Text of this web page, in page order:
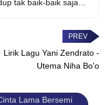
tak baik-baik saja
Lirik Lagu Yani Zendrato -
Utema Niha Bo'o
Lama Bersemi